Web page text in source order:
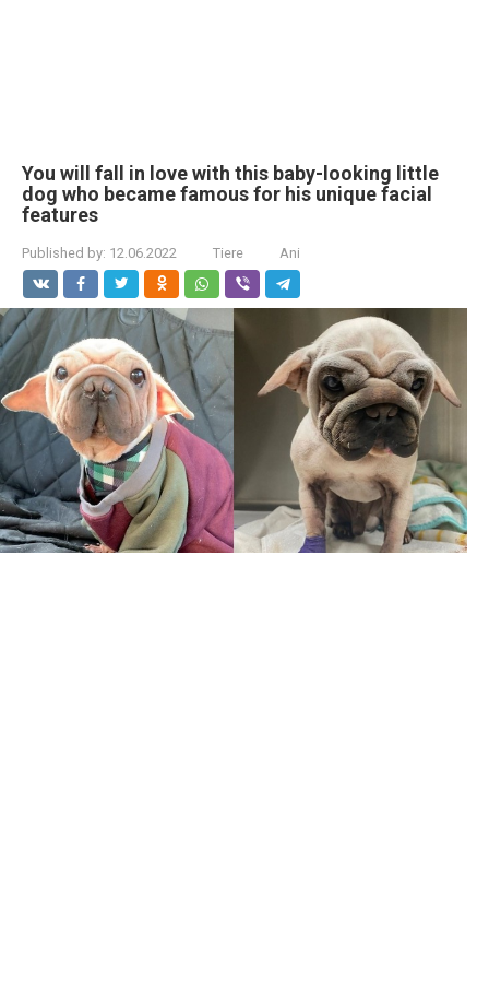
You will fall in love with this baby-looking little
dog who became famous for his unique facial
features
Published by: 12.06.2022 Tiere Ani